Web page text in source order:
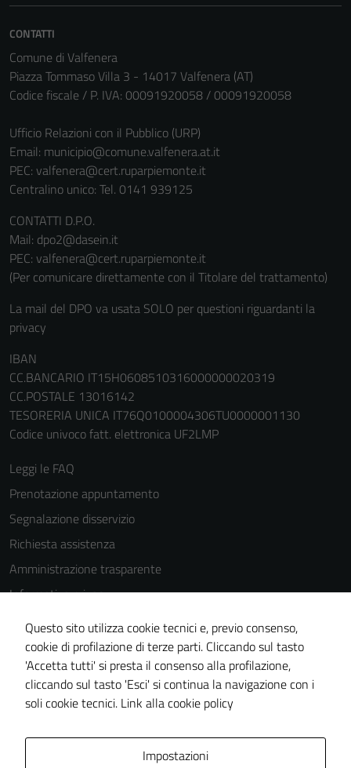
CONTATTI
Comune di Valfenera
Piazza Tommaso Villa 3 - 14017 Valfenera (AT)
Codice fiscale / P. IVA: 00091920058 / 00091920058
Ufficio Relazioni con il Pubblico (URP)
Email: municipio@comune.valfenera.at.it
PEC: valfenera@cert.ruparpiemonte.it
Centralino unico: Tel. 0141 939125
CONTATTI D.P.O.
Mail: dpo2@dasein.it
PEC: valfenera@cert.ruparpiemonte.it
(Per comunicare direttamente con il Titolare del trattamento)
La mail del DPO va usata SOLO per questioni riguardanti la
privacy
IBAN
CC.BANCARIO IT15H0608510316000000020319
CC.POSTALE 13016142
TESORERIA UNICA IT76Q0100004306TU0000001130
Codice univoco fatt. elettronica UF2LMP
Leggi le FAQ
Prenotazione appuntamento
Segnalazione disservizio
Richiesta assistenza
Amministrazione trasparente
Informativa privacy
Cookie Policy
Note legali
Dichiarazione di accessibilità
Piano di miglioramento del sito
Questo sito utilizza cookie tecnici e, previo consenso,
cookie di profilazione di terze parti. Cliccando sul tasto
'Accetta tutti' si presta il consenso alla profilazione,
cliccando sul tasto 'Esci' si continua la navigazione con i
soli cookie tecnici. Link alla cookie policy
Impostazioni
possono
essere
non raccolgono
informazioni